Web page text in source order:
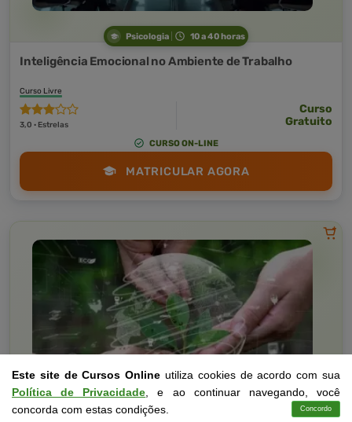
Psicologia 10 a 40 horas
Inteligência Emocional no Ambiente de Trabalho
Curso Livre
3,0 · Estrelas
Curso
Gratuito
CURSO ON-LINE
MATRICULAR AGORA
Este site de Cursos Online utiliza cookies de acordo com sua
Política de Privacidade , e ao continuar navegando, você
concorda com estas condições.
Concordo
Contato Cursos Login